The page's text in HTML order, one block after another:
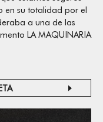
en su totalidad por el
a una de las
LA MAQUINARIA